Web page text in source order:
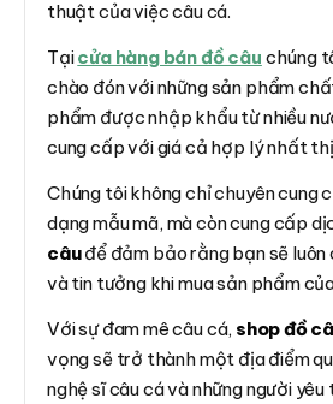
thuật của việc câu cá.
Tạicửa hàng bán đồ câu chúng
chào đón với những sản phẩm
phẩm được nhập khẩu từ nhiều
cung cấp với giá cả hợp lý nhất
Chúng tôi không chỉ chuyên cung
dạng mẫu mã, mà còn cung cấp
câuđể đảm bảo rằng bạn sẽ
và tin tưởng khi mua sản phẩm
Với sự đam mê câu cá, shop đồ
vọng sẽ trở thành một địa điểm
nghệ sĩ câu cá và những người